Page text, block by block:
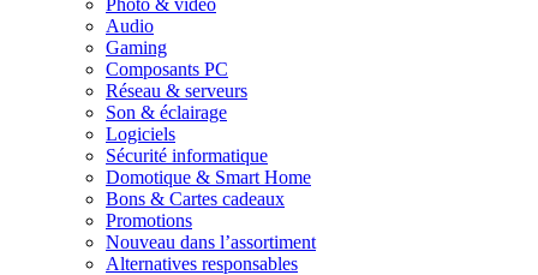
Photo & vidéo
Audio
Gaming
Composants PC
Réseau & serveurs
Son & éclairage
Logiciels
Sécurité informatique
Domotique & Smart Home
Bons & Cartes cadeaux
Promotions
Nouveau dans l’assortiment
Alternatives responsables